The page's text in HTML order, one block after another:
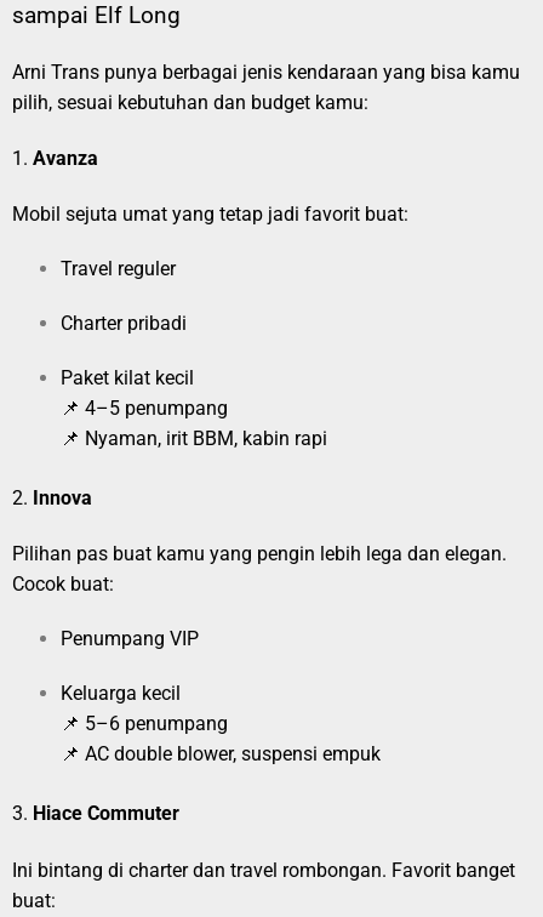
sampai Elf Long
Arni Trans punya berbagai jenis kendaraan yang bisa kamu
pilih, sesuai kebutuhan dan budget kamu:
1. Avanza
Mobil sejuta umat yang tetap jadi favorit buat:
Travel reguler
Charter pribadi
Paket kilat kecil
📌 4–5 penumpang
📌 Nyaman, irit BBM, kabin rapi
2. Innova
Pilihan pas buat kamu yang pengin lebih lega dan elegan.
Cocok buat:
Penumpang VIP
Keluarga kecil
📌 5–6 penumpang
📌 AC double blower, suspensi empuk
3. Hiace Commuter
Ini bintang di charter dan travel rombongan. Favorit banget
buat: